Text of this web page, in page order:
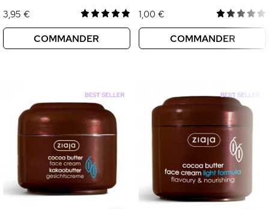
3,95 €
COMMANDER
1,00 €
COMMANDER